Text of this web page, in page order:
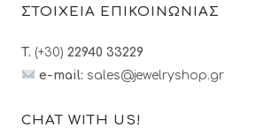
ΣΤΟΙΧΕΙΑ ΕΠΙΚΟΙΝΩΝΙΑΣ
T. (+30) 22940 33229
e-mail: sales@jewelryshop.gr
CHAT WITH US!